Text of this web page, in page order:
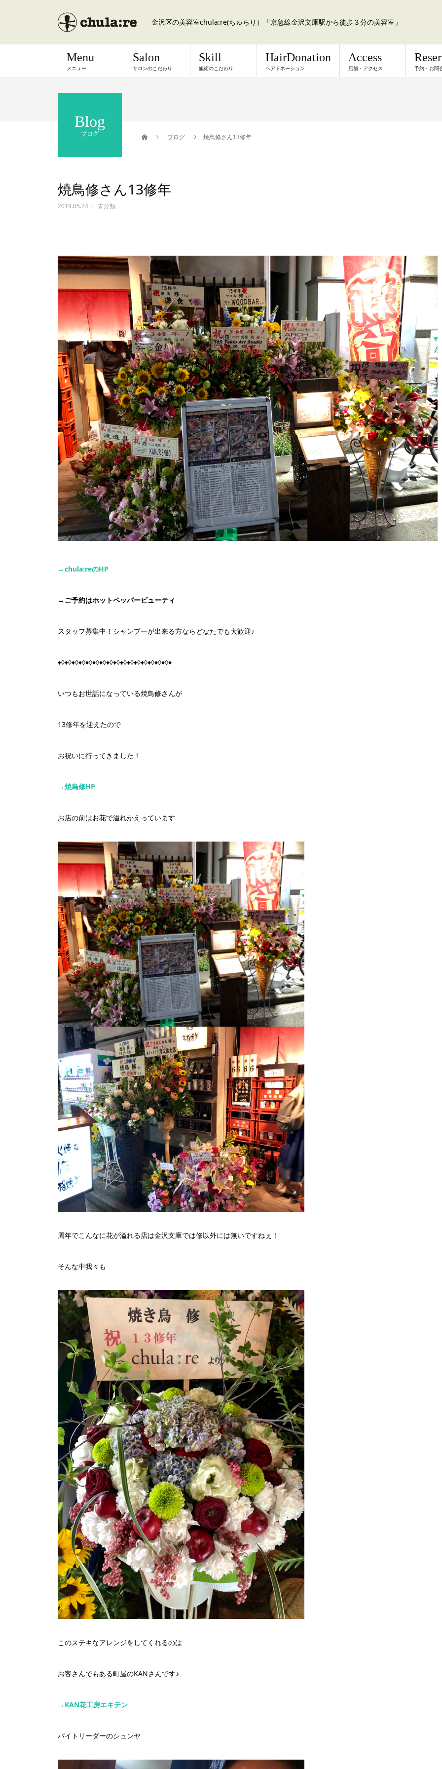
金沢区の美容室chula:re(ちゅらり）「京急線金沢文庫駅から徒歩３分の美容室」
Menu
メニュー
Salon
サロンのこだわり
Skill
施術のこだわり
HairDonation
ヘアドネーション
Access
店舗・アクセス 予約・お問
Blog
ブログ ブログ 焼鳥修さん13修年
焼鳥修さん13修年
2019.05.24 未分類
→chula:reのHP
→ ご予約はホットペッパービューティ
スタッフ募集中！シャンプーが出来る方ならどなたでも大歓迎♪
♦◊♦◊♦◊♦◊♦◊♦◊♦◊♦◊♦◊♦◊♦◊♦◊♦◊♦◊♦◊♦◊♦
いつもお世話になっている焼鳥修さんが
13修年を迎えたので
お祝いに行ってきました！
→焼鳥修HP
お店の前はお花で溢れかえっています
周年でこんなに花が溢れる店は金沢文庫では修以外には無いですねぇ！
そんな中我々も
このステキなアレンジをしてくれるのは
お客さんでもある町屋のKANさんです♪
→KAN花工房エキテン
バイトリーダーのシュンヤ